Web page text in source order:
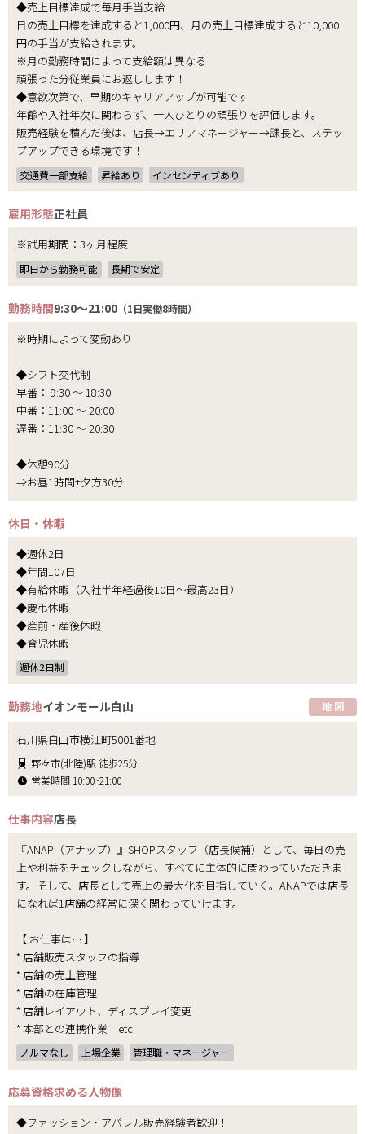
◆売上目標達成で毎月手当支給
日の売上目標を達成すると1,000円、月の売上目標達成すると10,000
円の手当が支給されます。
※月の勤務時間によって支給額は異なる
頑張った分従業員にお返しします！
◆意欲次第で、早期のキャリアアップが可能です
年齢や入社年次に関わらず、一人ひとりの頑張りを評価します。
販売経験を積んだ後は、店長→エリアマネージャー→課長と、ステッ
プアップできる環境です！
交通費一部支給 昇給あり インセンティブあり
雇用形態正社員
※試用期間：3ヶ月程度
即日から勤務可能 長期で安定
勤務時間9:30～21:00 （1日実働8時間）
※時期によって変動あり
◆シフト交代制
早番： 9:30 ～ 18:30
中番：11:00 ～ 20:00
遅番：11:30 ～ 20:30
◆休憩90分
⇒お昼1時間+夕方30分
休日・休暇
◆週休2日
◆年間107日
◆有給休暇（入社半年経過後10日～最高23日）
◆慶弔休暇
◆産前・産後休暇
◆育児休暇
週休2日制
勤務地イオンモール白山 地 図
石川県白山市横江町5001番地
野々市(北陸)駅 徒歩25分
営業時間 10:00~21:00
仕事内容店長
『ANAP（アナップ）』SHOPスタッフ（店長候補）として、毎日の売
上や利益をチェックしながら、すべてに主体的に関わっていただきま
す。そして、店長として売上の最大化を目指していく。ANAPでは店長
になれば1店舗の経営に深く関わっていけます。
【 お仕事は… 】
* 店舗販売スタッフの指導
* 店舗の売上管理
* 店舗の在庫管理
* 店舗レイアウト、ディスプレイ変更
* 本部との連携作業 etc.
ノルマなし 上場企業 管理職・マネージャー
応募資格求める人物像
◆ファッション・アパレル販売経験者歓迎！